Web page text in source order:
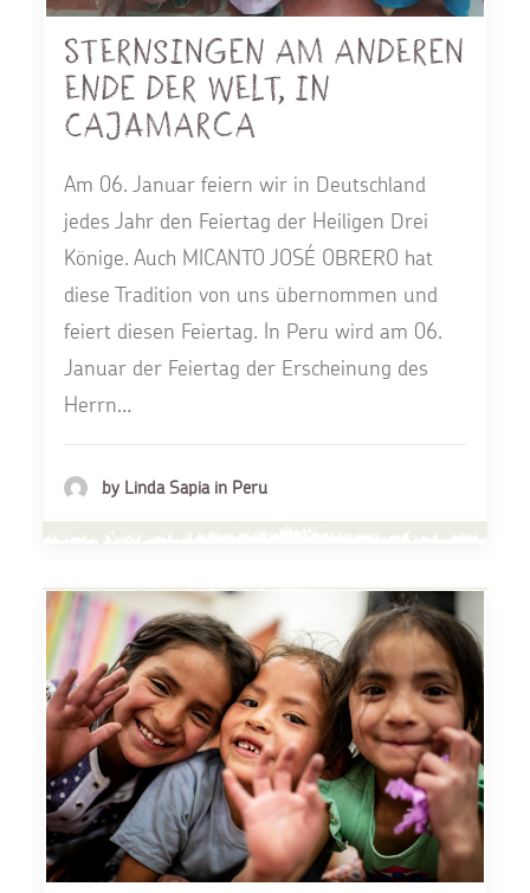
Sternsingen am anderen
Ende der Welt, in
Cajamarca
Am 06. Januar feiern wir in Deutschland
jedes Jahr den Feiertag der Heiligen Drei
Könige. Auch MICANTO JOSÉ OBRERO hat
diese Tradition von uns übernommen und
feiert diesen Feiertag. In Peru wird am 06.
Januar der Feiertag der Erscheinung des
Herrn…
by Linda Sapia in Peru